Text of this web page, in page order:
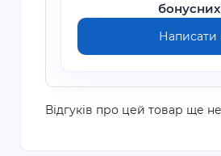
бонусних
Написати
Відгуків про цей товар ще